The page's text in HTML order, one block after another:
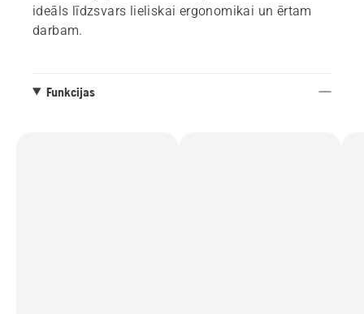
ideāls līdzsvars lieliskai ergonomikai un ērtam
darbam.
Funkcijas